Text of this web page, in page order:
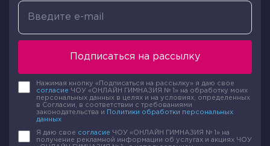
Подписаться на рассылку
Нажимая кнопку «Подписаться на рассылку» я даю свое
согласие ЧОУ «ОНЛАЙН ГИМНАЗИЯ № 1» на обработку моих
персональных данных в целях и на условиях, определенных
в Согласии, в соответствии с требованиями
законодательства и
Политики обработки персональных
данных
Я даю свое согласие ЧОУ «ОНЛАЙН ГИМНАЗИЯ № 1» на
получение рекламной информации об услугах и акциях ЧОУ